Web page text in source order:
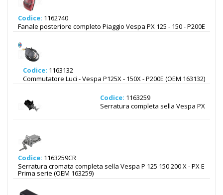
Codice: 1162740
Fanale posteriore completo Piaggio Vespa PX 125 - 150 - P200E
Codice: 1163132
Commutatore Luci - Vespa P125X - 150X - P200E (OEM 163132)
Codice: 1163259
Serratura completa sella Vespa PX
Codice: 1163259CR
Serratura cromata completa sella Vespa P 125 150 200 X - PX E
Prima serie (OEM 163259)